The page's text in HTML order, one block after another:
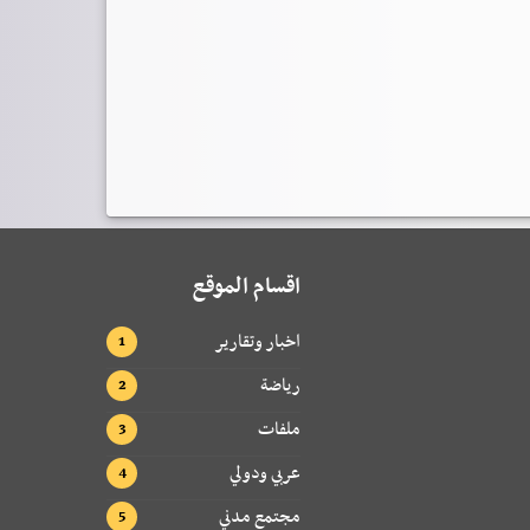
اقسام الموقع
اخبار وتقارير
رياضة
ملفات
عربي ودولي
مجتمع مدني